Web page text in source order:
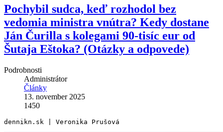
Pochybil sudca, keď rozhodol bez
vedomia ministra vnútra? Kedy dostane
Ján Čurilla s kolegami 90-tisíc eur od
Šutaja Eštoka? (Otázky a odpovede)
Podrobnosti
Administrátor
Články
13. november 2025
1450
dennikn.sk | Veronika Prušová